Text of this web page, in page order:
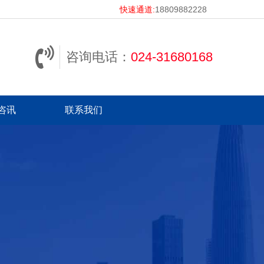
快速通道:18809882228
咨询电话： 024-31680168
讯 联系我们